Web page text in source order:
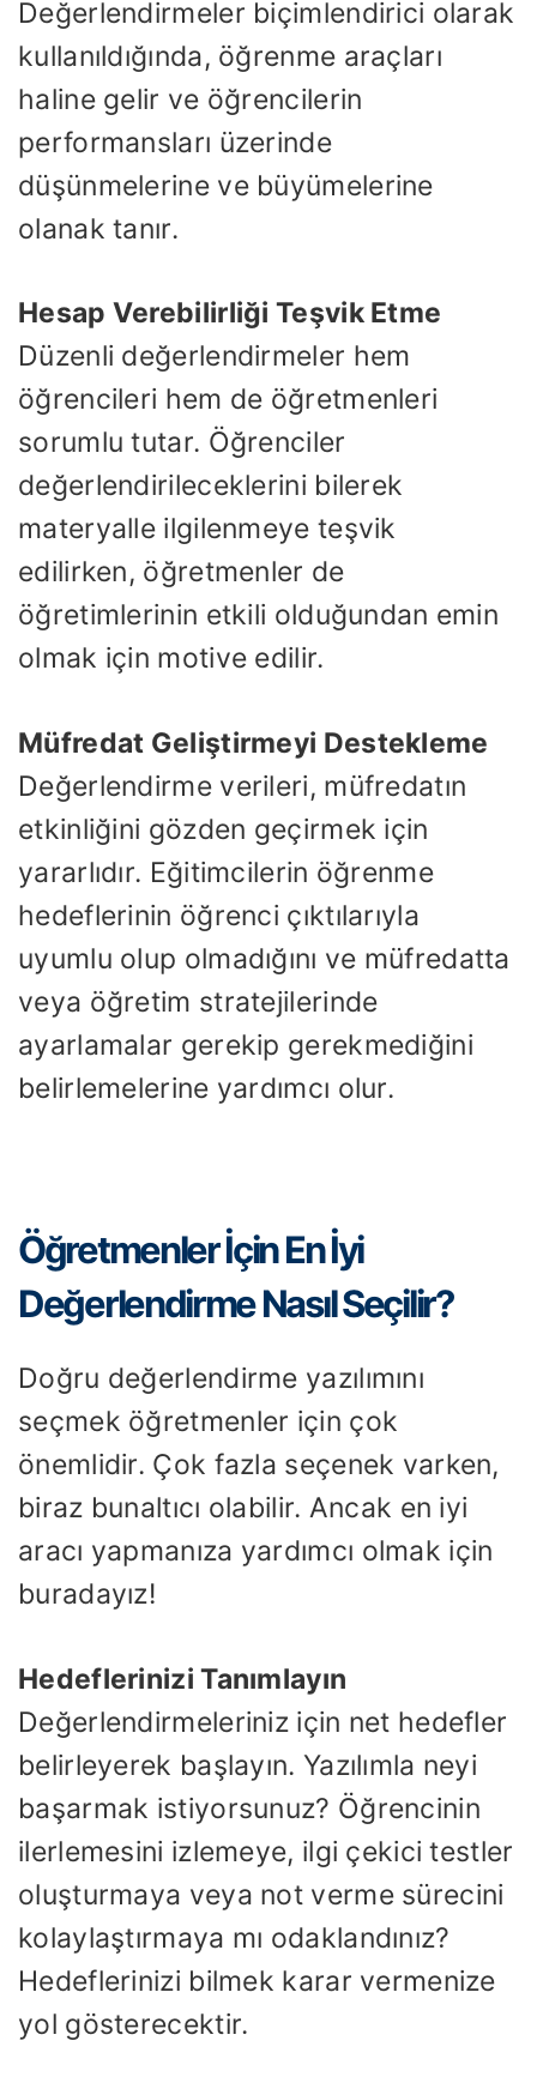
Değerlendirmeler biçimlendirici olarak
kullanıldığında, öğrenme araçları
haline gelir ve öğrencilerin
performansları üzerinde
düşünmelerine ve büyümelerine
olanak tanır.
Hesap Verebilirliği Teşvik Etme
Düzenli değerlendirmeler hem
öğrencileri hem de öğretmenleri
sorumlu tutar. Öğrenciler
değerlendirileceklerini bilerek
materyalle ilgilenmeye teşvik
edilirken, öğretmenler de
öğretimlerinin etkili olduğundan emin
olmak için motive edilir.
Müfredat Geliştirmeyi Destekleme
Değerlendirme verileri, müfredatın
etkinliğini gözden geçirmek için
yararlıdır. Eğitimcilerin öğrenme
hedeflerinin öğrenci çıktılarıyla
uyumlu olup olmadığını ve müfredatta
veya öğretim stratejilerinde
ayarlamalar gerekip gerekmediğini
belirlemelerine yardımcı olur.
Öğretmenler İçin En İyi
Değerlendirme Nasıl Seçilir?
Doğru değerlendirme yazılımını
seçmek öğretmenler için çok
önemlidir. Çok fazla seçenek varken,
biraz bunaltıcı olabilir. Ancak en iyi
aracı yapmanıza yardımcı olmak için
buradayız!
Hedeflerinizi Tanımlayın
Değerlendirmeleriniz için net hedefler
belirleyerek başlayın. Yazılımla neyi
başarmak istiyorsunuz? Öğrencinin
ilerlemesini izlemeye, ilgi çekici testler
oluşturmaya veya not verme sürecini
kolaylaştırmaya mı odaklandınız?
Hedeflerinizi bilmek karar vermenize
yol gösterecektir.